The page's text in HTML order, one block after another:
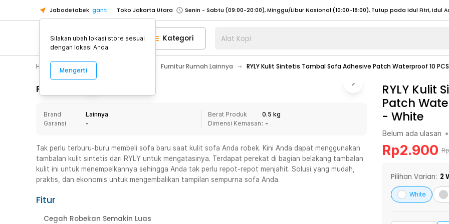
Jabodetabek ganti Toko Jakarta Utara
Toko Tangerang
Toko Cikupa
Pick n Go Jakarta Barat
Senin - Jumat (07:00 - 20:00), Sabtu - Minggu (08:00 - 20:00), Tutup pada Idul Fitri
Pick n Go Bekasi
Senin - Jumat (08:00 - 20:00), Sabtu - Minggu/ Libur Nasional (08:00 - 17:00) Selengkapnya
Senin - Jumat (08:00 - 20:00), Sabtu - Minggu/ Libur Nasional (08:00 - 17:00) Selengkapnya
Senin - Sabtu (09:00-20:00), Minggu/Libur Nasional (12:00-20:00), Tutup pada Idul Fitri
Senin - Sabtu (09:00-20:00), Minggu/Libur Nasional (12:00-20:00), Tutup pada Idul Fitri
Toko Tangerang
Toko Cikupa
Pick n Go Jakarta Barat
Senin - Jumat (07:00 - 20:00), Sabtu - Minggu (08:00 - 20:00), Tutup pada Idul Fitri
Senin - Jumat (08:00 - 20:00), Sabtu - Minggu/ Libur Nasional (08:00 - 17:00) Selengkapnya
Kategori Alat Kopi
Home Appliance Furnitur Rumah Lainnya RYLY Kulit Sintetis Tambal Sofa Adhesive Patch Waterproof 10
Rincian Produk
Brand
Lainnya
Garansi
-
Berat Produk
0.5 kg
Dimensi Kemasan : -
Tak perlu terburu-buru membeli sofa baru saat kulit sofa Anda robek. Kini Anda dapat menggunakan
tambalan kulit sintetis dari RYLY untuk mengatasinya. Terdapat perekat di bagian belakang tambalan
kulit ini untuk menempelkannya sehingga Anda tak perlu repot-repot menjahit. Solusi yang mudah,
praktis, dan ekonomis untuk mengembalikan tampilan sempurna sofa Anda.
Fitur
Cegah Robekan Semakin Luas
RYLY Kulit
Patch
- White
Belum ada ulasan •
Rp2.900 Rp
Pilihan Varian: 2
White
Silakan ubah lokasi store sesuai
dengan lokasi Anda.
Mengerti